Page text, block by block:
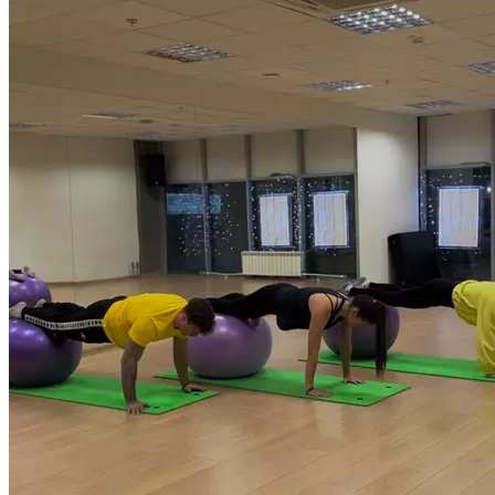
в любой тренировке. Добавив фитбол в свой тренировочный
комплекс, вы сможете улучшить все аспекты своей
физической формы, силы, баланса и гибкости. Это отличный
способ задействовать мышцы кора ​​и просто все тело только
за одну тренировку. Продолжительность 55 мин